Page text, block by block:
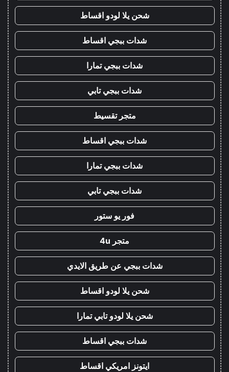
شحن يلا لودو اقساط
شدات ببجي اقساط
شدات ببجي تمارا
شدات ببجي تابي
متجر تقسيط
شدات ببجي اقساط
شدات ببجي تمارا
شدات ببجي تابي
فور يو ستور
متجر 4u
شدات ببجي عن طريق الايدي
شحن يلا لودو اقساط
شحن يلا لودو تابي تمارا
شدات ببجي اقساط
ايتونز امريكي اقساط